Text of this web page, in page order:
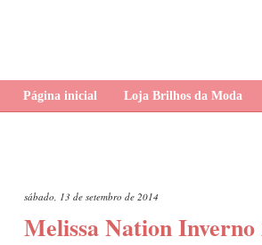
Página inicial Loja Brilhos da Moda
sábado, 13 de setembro de 2014
Melissa Nation Inverno